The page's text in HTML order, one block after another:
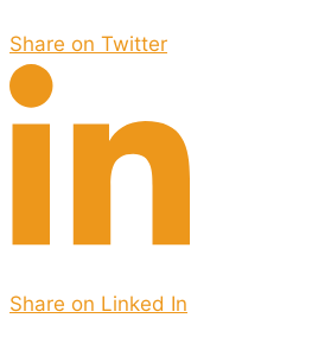
Share on Twitter
Share on Linked In